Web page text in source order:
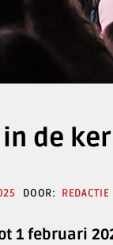
de
REDACTIE
1 februari